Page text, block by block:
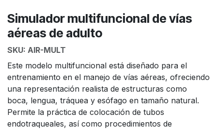
Simulador multifuncional de vías
aéreas de adulto
SKU: AIR-MULT
Este modelo multifuncional está diseñado para el
entrenamiento en el manejo de vías aéreas, ofreciendo
una representación realista de estructuras como
boca, lengua, tráquea y esófago en tamaño natural.
Permite la práctica de colocación de tubos
endotraqueales, así como procedimientos de